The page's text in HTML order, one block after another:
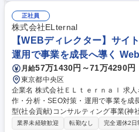
正社員
株式会社ELternal
【WEBディレクター】サイ
運用で事業を成長へ導く
月給57万1430円～71万4290円
東京都中央区
企業名 株式会社ＥＬｔｅｒｎａｌ 求人名 【WEBディレクター】サイト制
作・分析・SEO対策・運用で事業を成長へ導く 仕事の内容
型(社会貢献)コンサルティング事業(神
開する当社にて自社サイトの戦略立案
業界未経験歓迎 転勤なし 完全週休2日